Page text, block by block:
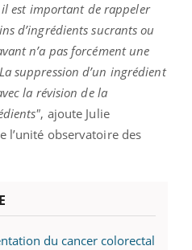
est important de rappeler
d’ingrédients sucrants ou
n’a pas forcément une
suppression d’un ingrédient
la révision de la
, ajoute Julie
l’unité observatoire des
du cancer colorectal